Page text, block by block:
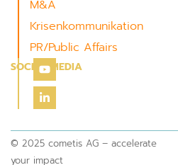
M&A
Krisenkommunikation
PR/Public Affairs
SOCIAL MEDIA
© 2025 cometis AG – accelerate
your impact